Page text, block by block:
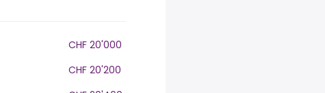
CHF 20'000
CHF 20'200